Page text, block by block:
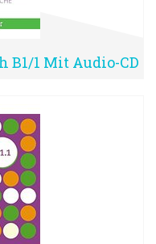
B1/1 Mit Audio-CD